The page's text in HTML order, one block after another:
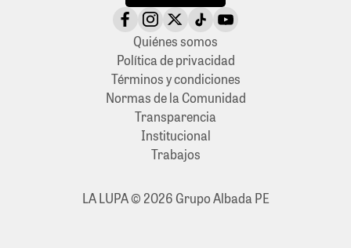
Quiénes somos
Política de privacidad
Términos y condiciones
Normas de la Comunidad
Transparencia
Institucional
Trabajos
LA LUPA © 2026 Grupo Albada PE